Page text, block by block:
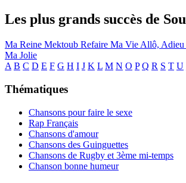
Les plus grands succès de
Ma Reine Mektoub Refaire Ma Vie Allô, Adieu
Ma Jolie
A B C D E F G H I J K L M N O P Q R S T U
Thématiques
Chansons pour faire le sexe
Rap Français
Chansons d'amour
Chansons des Guinguettes
Chansons de Rugby et 3ème mi-temps
Chanson bonne humeur